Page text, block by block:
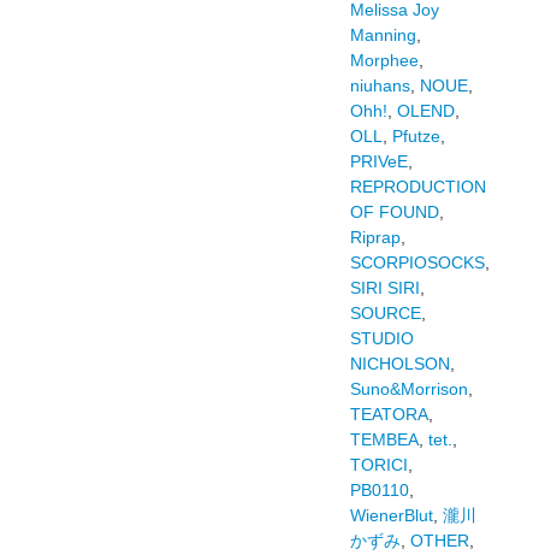
Melissa Joy
Manning
Morphee,
niuhans, NOUE,
Ohh! OLEND,
OLL
Pfutze,
PRIVeE,
REPRODUCTION
OF FOUND,
Riprap,
SCORPIOSOCKS,
SIRI SIRI
SOURCE,
STUDIO
NICHOLSON
Suno&Morrison
TEATORA,
TEMBEA, tet.
TORICI
PB0110,
WienerBlut, 瀧川
かずみ, OTHER